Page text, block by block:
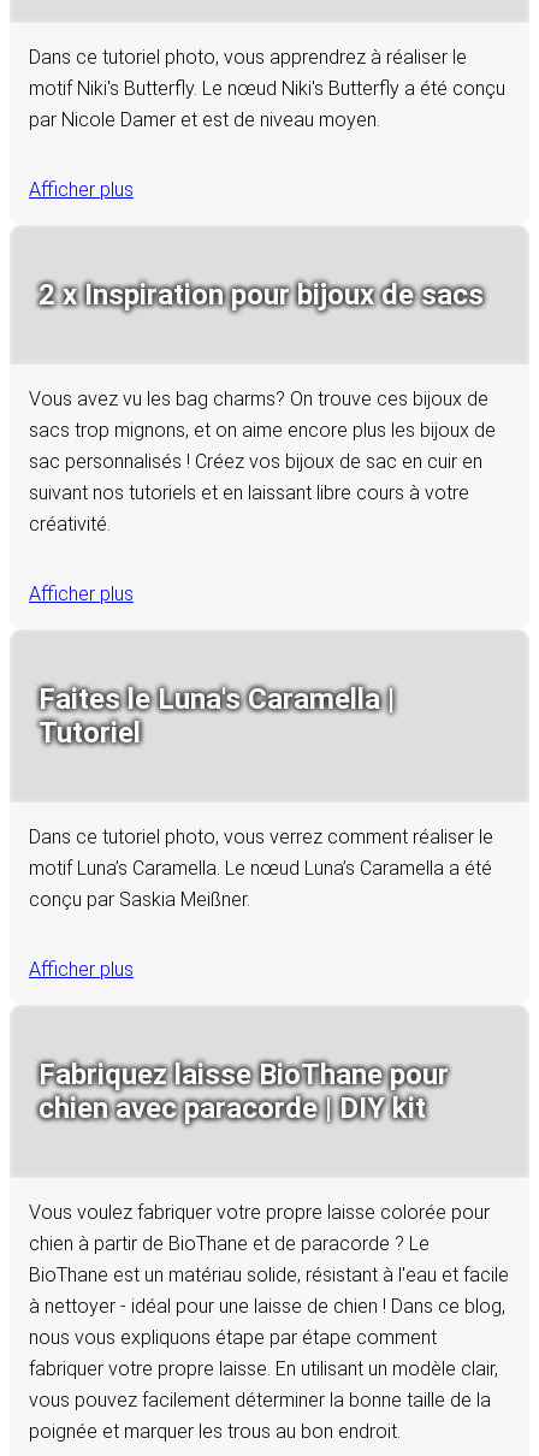
Dans ce tutoriel photo, vous apprendrez à réaliser le
motif Niki's Butterfly. Le nœud Niki's Butterfly a été conçu
par Nicole Damer et est de niveau moyen.
Afficher plus
2 x Inspiration pour bijoux de sacs
Vous avez vu les bag charms? On trouve ces bijoux de
sacs trop mignons, et on aime encore plus les bijoux de
sac personnalisés ! Créez vos bijoux de sac en cuir en
suivant nos tutoriels et en laissant libre cours à votre
créativité.
Afficher plus
Faites le Luna's Caramella |
Tutoriel
Dans ce tutoriel photo, vous verrez comment réaliser le
motif Luna’s Caramella. Le nœud Luna’s Caramella a été
conçu par Saskia Meißner.
Afficher plus
Fabriquez laisse BioThane pour
chien avec paracorde | DIY kit
Vous voulez fabriquer votre propre laisse colorée pour
chien à partir de BioThane et de paracorde ? Le
BioThane est un matériau solide, résistant à l'eau et facile
à nettoyer - idéal pour une laisse de chien ! Dans ce blog,
nous vous expliquons étape par étape comment
fabriquer votre propre laisse. En utilisant un modèle clair,
vous pouvez facilement déterminer la bonne taille de la
poignée et marquer les trous au bon endroit.